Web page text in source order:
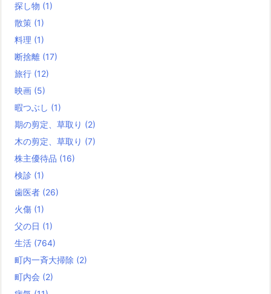
探し物 (1)
散策 (1)
料理 (1)
断捨離 (17)
旅行 (12)
映画 (5)
暇つぶし (1)
期の剪定、草取り (2)
木の剪定、草取り (7)
株主優待品 (16)
検診 (1)
歯医者 (26)
火傷 (1)
父の日 (1)
生活 (764)
町内一斉大掃除 (2)
町内会 (2)